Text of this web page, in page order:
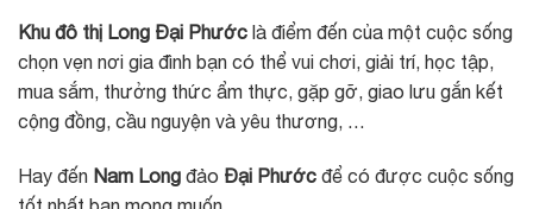
Khu đô thị Long Đại Phước là điểm đến của một cuộc sống
chọn vẹn nơi gia đình bạn có thể vui chơi, giải trí, học tập,
mua sắm, thưởng thức ẩm thực, gặp gỡ, giao lưu gắn kết
cộng đồng, cầu nguyện và yêu thương, …
Hay đến Nam Long đảo Đại Phước để có được cuộc sống